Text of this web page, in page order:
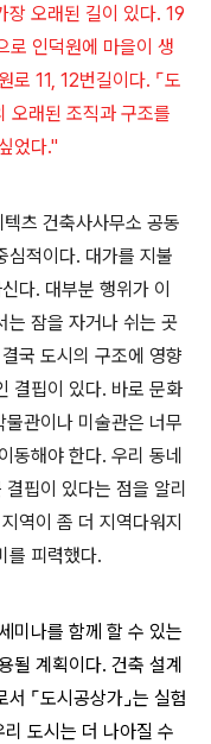
장 오래된 길이 있다. 19
로 인덕원에 마을이 생
로 11, 12번길이다. ⌜도
오래된 조직과 구조를
었다."
츠 건축사사무소 공동
심적이다. 대가를 지불
다. 대부분 행위가 이
는 잠을 자거나 쉬는 곳
국 도시의 구조에 영향
결핍이 있다. 바로 문화
물관이나 미술관은 너무
동해야 한다. 우리 동네
핍이 있다는 점을 알리
역이 좀 더 지역다워지
를 피력했다.
미나를 함께 할 수 있는
될 계획이다. 건축 설계
서 ⌜도시공상가⌟는 실험
도시는 더 나아질 수